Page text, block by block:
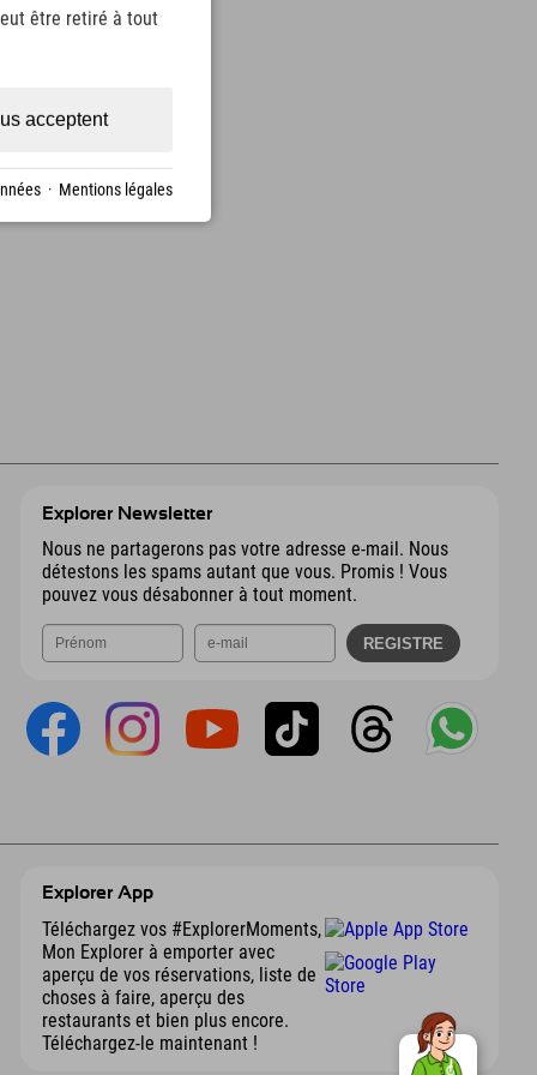
Explorer Newsletter
Nous ne partagerons pas votre adresse e-mail. Nous
détestons les spams autant que vous. Promis ! Vous
pouvez vous désabonner à tout moment.
Explorer App
Téléchargez vos #ExplorerMoments,
Mon Explorer à emporter avec
aperçu de vos réservations, liste de
choses à faire, aperçu des
restaurants et bien plus encore.
Téléchargez-le maintenant !
être retiré à tout
acceptent
· Mentions légales